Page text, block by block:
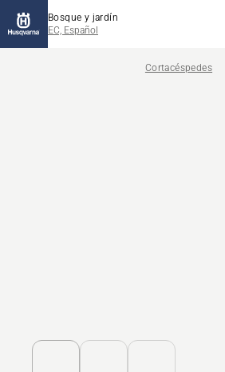
Bosque y jardín
EC, Español
Cortacéspedes